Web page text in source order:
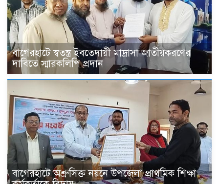
বাগেরহাটে স্বতন্ত্র ইবতেদায়ী মাদ্রাসা জাতীয়করণের
দাবিতে স্মারকলিপি প্রদান
বাগেরহাটে অশ্রুসিক্ত নয়নে উপজেলা প্রাথমিক শিক্ষা